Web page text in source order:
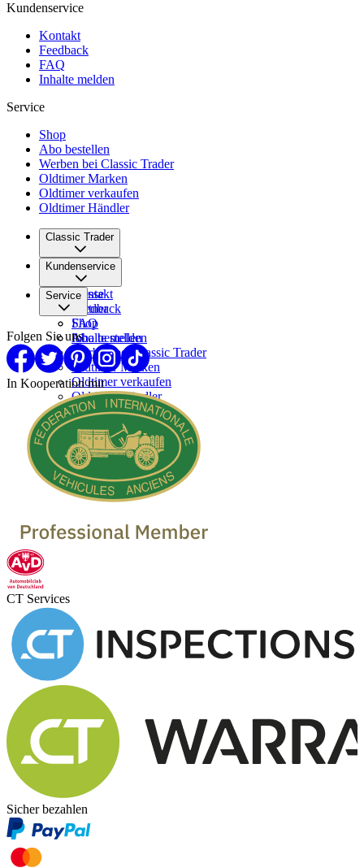
Kundenservice
Kontakt
Feedback
FAQ
Inhalte melden
Service
Shop
Abo bestellen
Werben bei Classic Trader
Oldtimer Marken
Oldtimer verkaufen
Oldtimer Händler
Classic Trader
Über uns
Karriere
Presse
Partner
Kundenservice
Kontakt
Feedback
FAQ
Inhalte melden
Service
Shop
Abo bestellen
Werben bei Classic Trader
Oldtimer Marken
Oldtimer verkaufen
Oldtimer Händler
Folgen Sie uns
In Kooperation mit
CT Services
Sicher bezahlen